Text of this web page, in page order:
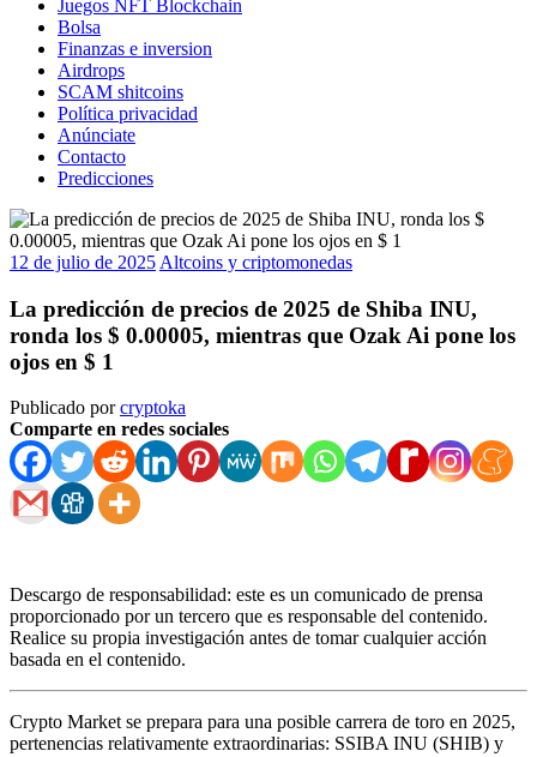
Juegos NFT Blockchain
Bolsa
Finanzas e inversion
Airdrops
SCAM shitcoins
Política privacidad
Anúnciate
Contacto
Predicciones
12 de julio de 2025 Altcoins y criptomonedas
La predicción de precios de 2025 de Shiba INU,
ronda los $ 0.00005, mientras que Ozak Ai pone los
ojos en $ 1
Publicado porcryptoka
Comparte en redes sociales
Descargo de responsabilidad: este es un comunicado de prensa
proporcionado por un tercero que es responsable del contenido.
Realice su propia investigación antes de tomar cualquier acción
basada en el contenido.
Crypto Market se prepara para una posible carrera de toro en 2025,
pertenencias relativamente extraordinarias: SSIBA INU (SHIB) y